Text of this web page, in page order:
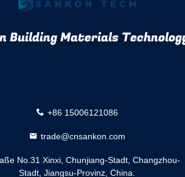
Building Materials
+86 15006121086
trade@cnsankon.com
No.31 Xinxi, Chunjiang-Stadt, Changzhou-
Stadt, Jiangsu-Provinz, China.